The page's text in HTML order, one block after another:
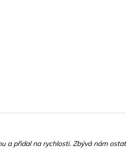
a přidal na rychlosti. Zbývá nám